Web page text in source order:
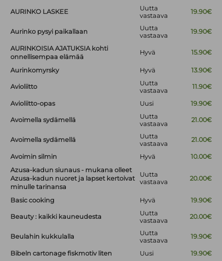
AURINKO LASKEE
Uutta
vastaava
19.90€
Aurinko pysyi paikallaan
Uutta
vastaava
19.90€
AURINKOISIA AJATUKSIA kohti
onnellisempaa elämää
Hyvä 15.90€
Aurinkomyrsky Hyvä 13.90€
Avioliitto
Uutta
vastaava
11.90€
Avioliitto-opas Uusi 19.90€
Avoimella sydämellä
Uutta
vastaava
21.00€
Avoimella sydämellä
Uutta
vastaava
21.00€
Avoimin silmin Hyvä
10.00€
Azusa-kadun siunaus - mukana olleet
Azusa-kadun nuoret ja lapset kertoivat
minulle tarinansa
Uutta
vastaava
20.00€
Basic cooking Hyvä 19.90€
Beauty : kaikki kauneudesta
Uutta
vastaava
20.00€
Beulahin kukkulalla
Uutta
vastaava
19.90€
Bibeln cartonage fiskmotiv liten Uusi
19.90€